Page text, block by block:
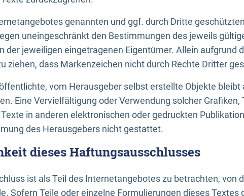
genannten und ggf. durch Dritte
uneingeschränkt den Bestimmungen des jeweils
der jeweiligen eingetragenen Eigentümer. Allein aufgrund
ziehen, dass Markenzeichen nicht durch Rechte Dritter
vom Herausgeber selbst erstellte Objekte bleibt
Eine Vervielfältigung oder Verwendung solcher Grafiken,
in anderen elektronischen oder gedruckten
des Herausgebers nicht gestattet.
dieses Haftungsausschlusses
ist als Teil des Internetangebotes zu betrachten, von
Sofern Teile oder einzelne Formulierungen dieses Textes